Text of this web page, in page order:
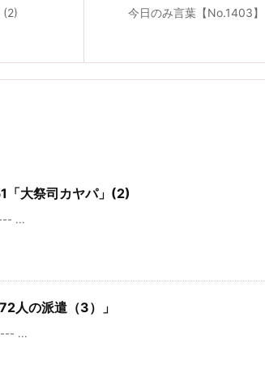
今日のみ言葉【No.1403
(2)
大祭司カヤパ」(2)
...
人の派遣（3）」
...